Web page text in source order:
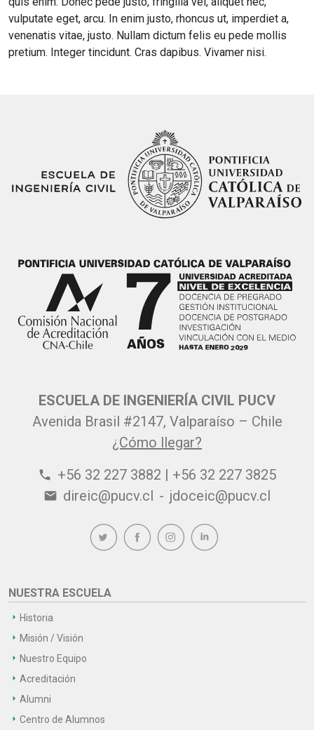
vulputate eget, arcu. In enim justo, rhoncus ut, imperdiet a,
venenatis vitae, justo. Nullam dictum felis eu pede mollis
pretium. Integer tincidunt. Cras dapibus. Vivamer nisi.
ESCUELA DE INGENIERÍA CIVIL PUCV
Avenida Brasil #2147, Valparaíso – Chile
¿Cómo llegar?
phone +56 32 227 3882 | +56 32 227 3825
email direic@pucv.cl - jdoceic@pucv.cl
NUESTRA ESCUELA
Historia
Misión / Visión
Nuestro Equipo
Acreditación
Alumni
Centro de Alumnos